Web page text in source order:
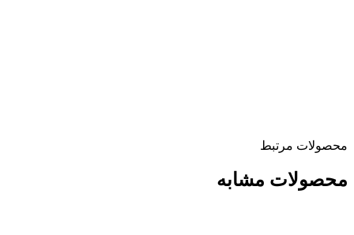
محصولات مرتبط
محصولات مشابه